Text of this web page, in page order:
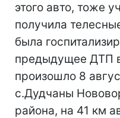
этого авто, тоже
получила
была
предыдущее ДТП
произошло 8
с.Дудчаны
района, на 41 км